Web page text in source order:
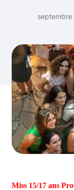
septembre
Miss 15/17 ans